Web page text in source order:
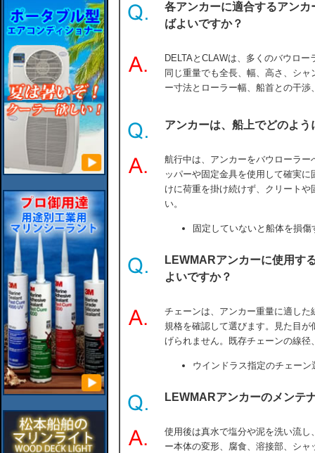
各アンカーに適合するアン
ばよいですか？
DELTAとCLAWは、多くのバウロ
同じ重量でも全長、幅、高さ、シ
ー寸法とローラー幅、船首との干
アンカーは、船上でどのよ
航行中は、アンカーをバウローラ
ッパーや固定金具を使用して確実
けに荷重を掛け続けず、クリート
い。
固定していないと船体を損傷
LEWMARアンカーに使用す
よいですか？
チェーンは、アンカー重量に適し
規格を確認して選びます。見た目
げられません。既存チェーンの線
ウインドラス指定のチェーン
LEWMARアンカーのメンテ
使用後は真水で塩分や泥を洗い流
ー本体の変形、腐食、溶接部、シ